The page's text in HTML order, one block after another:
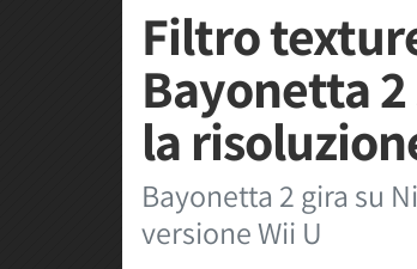
Filtro
Bayonetta
la
Bayonetta 2 gira su
versione Wii U